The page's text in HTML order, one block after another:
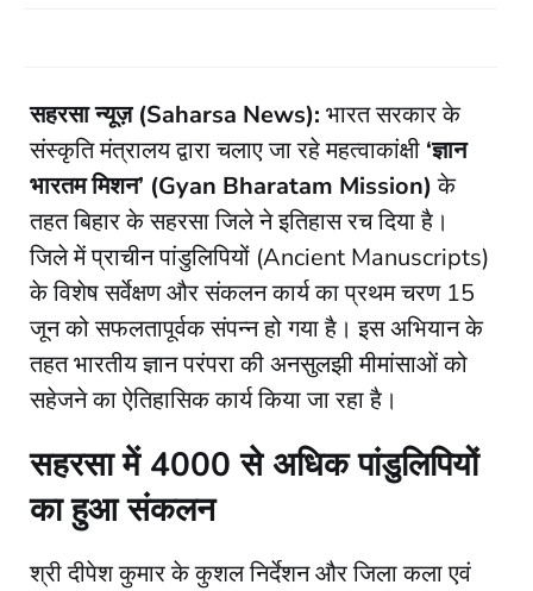
सहरसा न्यूज़ (Saharsa News): भारत सरकार के
संस्कृति मंत्रालय द्वारा चलाए जा रहे महत्वाकांक्षी ‘ज्ञान
भारतम मिशन’ (Gyan Bharatam Mission)के
तहत बिहार के सहरसा जिले ने इतिहास रच दिया है।
जिले में प्राचीन पांडुलिपियों (Ancient Manuscripts)
के विशेष सर्वेक्षण और संकलन कार्य का प्रथम चरण 15
जून को सफलतापूर्वक संपन्न हो गया है। इस अभियान के
तहत भारतीय ज्ञान परंपरा की अनसुलझी मीमांसाओं को
सहेजने का ऐतिहासिक कार्य किया जा रहा है।
सहरसा में 4000 से अधिक पांडुलिपियों
का हुआ संकलन
​श्री दीपेश कुमार के कुशल निर्देशन और जिला कला एवं